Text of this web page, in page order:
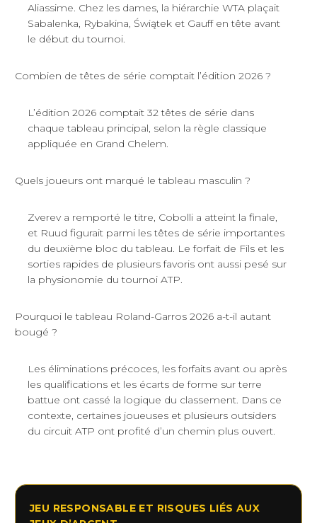
Aliassime. Chez les dames, la hiérarchie WTA plaçait
Sabalenka, Rybakina, Świątek et Gauff en tête avant
le début du tournoi.
Combien de têtes de série comptait l’édition 2026 ?
L’édition 2026 comptait 32 têtes de série dans
chaque tableau principal, selon la règle classique
appliquée en Grand Chelem.
Quels joueurs ont marqué le tableau masculin ?
Zverev a remporté le titre, Cobolli a atteint la finale,
et Ruud figurait parmi les têtes de série importantes
du deuxième bloc du tableau. Le forfait de Fils et les
sorties rapides de plusieurs favoris ont aussi pesé sur
la physionomie du tournoi ATP.
Pourquoi le tableau Roland-Garros 2026 a-t-il autant
bougé ?
Les éliminations précoces, les forfaits avant ou après
les qualifications et les écarts de forme sur terre
battue ont cassé la logique du classement. Dans ce
contexte, certaines joueuses et plusieurs outsiders
du circuit ATP ont profité d’un chemin plus ouvert.
JEU RESPONSABLE ET RISQUES LIÉS AUX